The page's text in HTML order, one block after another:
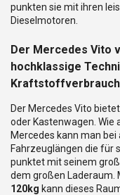
punkten sie mit ihren
Dieselmotoren.
Der Mercedes Vito
hochklassige
Kraftstoffverbrauch
Der Mercedes Vito
oder Kastenwagen. Wie
Mercedes kann man
Fahrzeuglängen die für
punktet mit seinem
dem großen Laderaum.
120kg kann dieses